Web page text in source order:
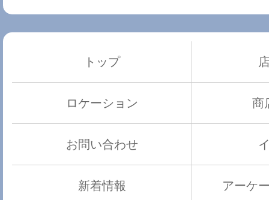
トップ
ロケーション 商
お問い合わせ
新着情報 アーケ